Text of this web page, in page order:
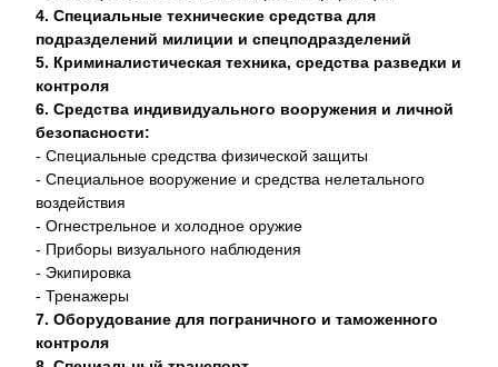
4. Специальные технические средства для
подразделений милиции и спецподразделений
5. Криминалистическая техника, средства разведки и
контроля
6. Средства индивидуального вооружения и личной
безопасности:
- Специальные средства физической защиты
- Специальное вооружение и средства нелетального
воздействия
- Огнестрельное и холодное оружие
- Приборы визуального наблюдения
- Экипировка
- Тренажеры
7. Оборудование для пограничного и таможенного
контроля